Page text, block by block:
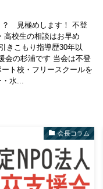
見極めします！ 不登
高校生の相談はお早め
きこもり指導歴30年以
の杉浦です 当会は不登
ト校・フリースクールを
・水...
会長コラム